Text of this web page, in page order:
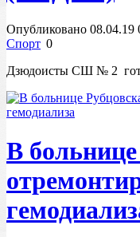
Опубликовано 08.04.19
Спорт 0
Дзюдоисты СШ № 2
В